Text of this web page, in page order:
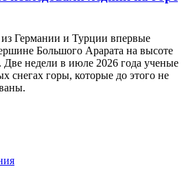
из Германии и Турции впервые
Большого Арарата на высоте
Две недели в июле 2026 года ученые
снегах горы, которые до этого не